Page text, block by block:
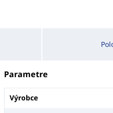
Parametre
Výrobce